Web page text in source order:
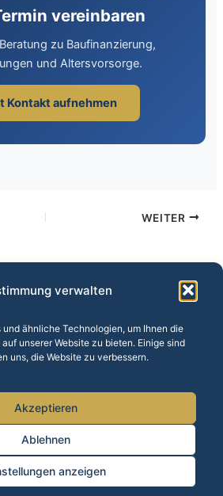
verwalten
ähnliche Technologien, um Ihnen die
unserer Website zu bieten. Einige sind
uns, die Website zu verbessern.
Akzeptieren
Ablehnen
anzeigen
vereinbaren
zu Baufinanzierung,
und Altersvorsorge.
Kontakt aufnehmen
WEITER
Baufinanzierung · Versicherungen
Standorte anzeigen ▼
Karlsruhe – Francesco Meli |